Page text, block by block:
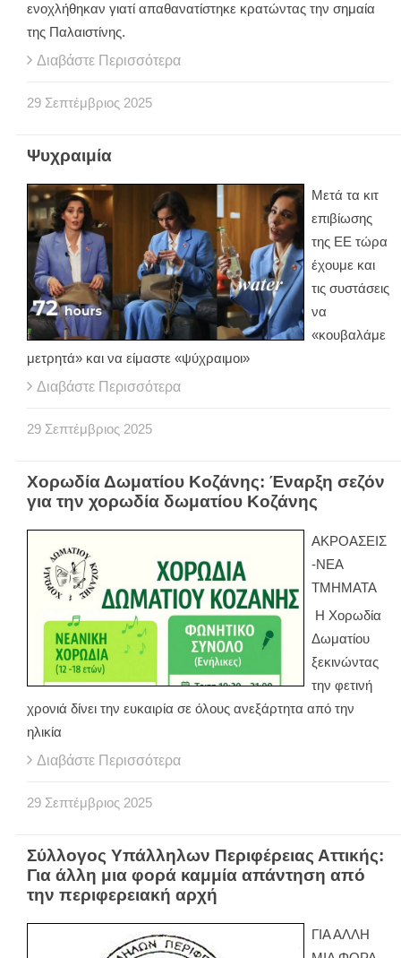
ενοχλήθηκαν γιατί απαθανατίστηκε κρατώντας την σημαία
της Παλαιστίνης.
Διαβάστε Περισσότερα
29 Σεπτέμβριος 2025
Ψυχραιμία
Μετά τα κιτ
επιβίωσης
της ΕΕ τώρα
έχουμε και
τις συστάσεις
να
«κουβαλάμε
μετρητά» και να είμαστε «ψύχραιμοι»
Διαβάστε Περισσότερα
29 Σεπτέμβριος 2025
Χορωδία Δωματίου Κοζάνης: Έναρξη σεζόν
για την χορωδία δωματίου Κοζάνης
ΑΚΡΟΑΣΕΙΣ
-ΝΕΑ
ΤΜΗΜΑΤΑ
Η Χορωδία
Δωματίου
ξεκινώντας
την φετινή
χρονιά δίνει την ευκαιρία σε όλους ανεξάρτητα από την
ηλικία
Διαβάστε Περισσότερα
29 Σεπτέμβριος 2025
Σύλλογος Υπάλληλων Περιφέρειας Αττικής:
Για άλλη μια φορά καμμία απάντηση από
την περιφερειακή αρχή
ΓΙΑ ΑΛΛΗ